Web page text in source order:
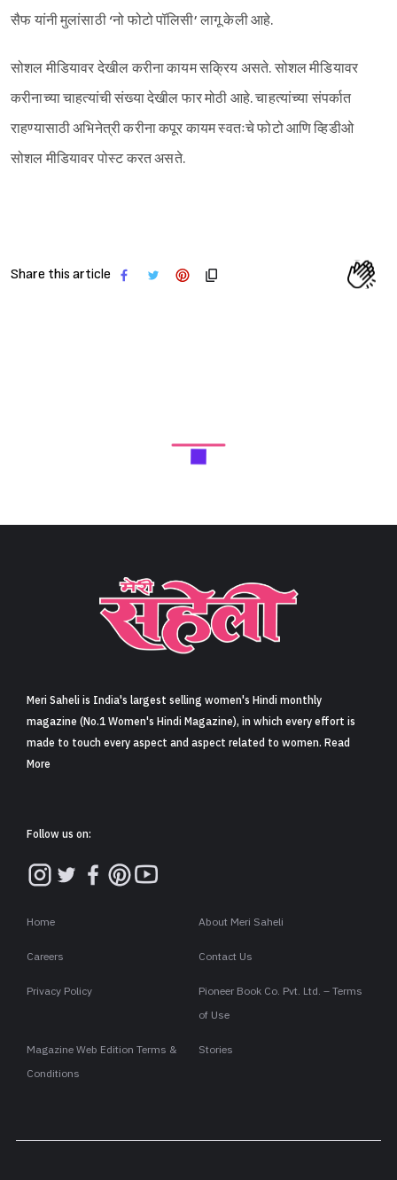
सैफ यांनी मुलांसाठी ‘नो फोटो पॉलिसी’ लागू केली आहे.
सोशल मीडियावर देखील करीना कायम सक्रिय असते. सोशल मीडियावर
करीनाच्या चाहत्यांची संख्या देखील फार मोठी आहे. चाहत्यांच्या संपर्कात
राहण्यासाठी अभिनेत्री करीना कपूर कायम स्वतःचे फोटो आणि व्हिडीओ
सोशल मीडियावर पोस्ट करत असते.
Share this article
Meri Saheli is India's largest selling women's Hindi monthly
magazine (No.1 Women's Hindi Magazine), in which every effort is
made to touch every aspect and aspect related to women. Read
More
Follow us on:
Home About Meri Saheli
Careers Contact Us
Privacy Policy
Pioneer Book Co. Pvt. Ltd. – Terms
of Use
Magazine Web Edition Terms &
Conditions
Stories